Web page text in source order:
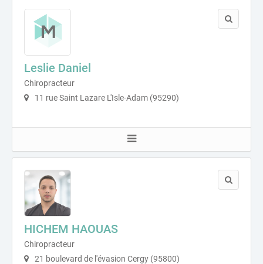
Leslie Daniel
Chiropracteur
11 rue Saint Lazare L'Isle-Adam (95290)
HICHEM HAOUAS
Chiropracteur
21 boulevard de l'évasion Cergy (95800)